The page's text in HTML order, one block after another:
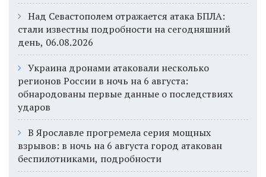
Над Севастополем отражается атака БПЛА:
стали известны подробности на сегодняшний
день, 06.08.2026
Украина дронами атаковали несколько
регионов России в ночь на 6 августа:
обнародованы первые данные о последствиях
ударов
В Ярославле прогремела серия мощных
взрывов: в ночь на 6 августа город атакован
беспилотниками, подробности